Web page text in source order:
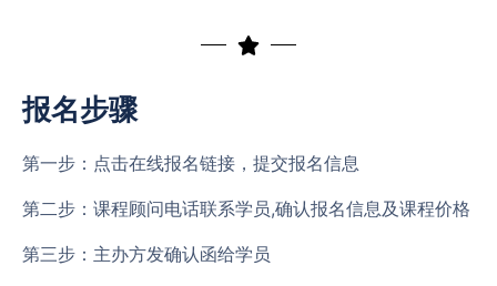
报名步骤
第一步：点击在线报名链接，提交报名信息
第二步：课程顾问电话联系学员,确认报名信息及课程价格
第三步：主办方发确认函给学员